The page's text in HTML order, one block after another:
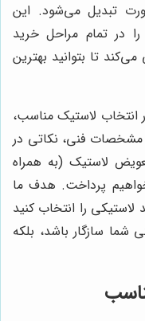
تبدیل می‌شود. این
در تمام مراحل خرید
تا بتوانید بهترین
انتخاب لاستیک مناسب،
مشخصات فنی، نکاتی در
لاستیک (به همراه
پرداخت. هدف ما
را انتخاب کنید
شما سازگار باشد، بلکه